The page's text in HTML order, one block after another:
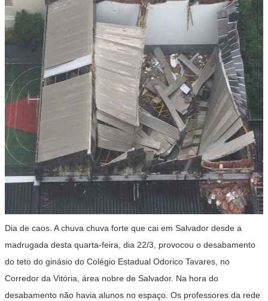
Dia de caos. A chuva chuva forte que cai em Salvador desde a
madrugada desta quarta-feira, dia 22/3, provocou o desabamento
do teto do ginásio do Colégio Estadual Odorico Tavares, no
Corredor da Vitória, área nobre de Salvador. Na hora do
desabamento não havia alunos no espaço. Os professores da rede